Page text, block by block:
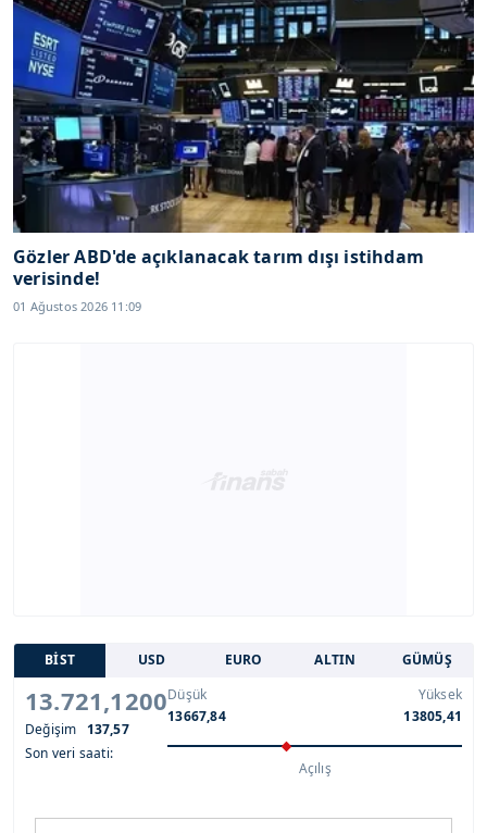
Gözler ABD'de açıklanacak tarım dışı istihdam
verisinde!
01 Ağustos 2026 11:09
BİST USD EURO ALTIN GÜMÜŞ
13.721,1200
Değişim 137,57
Son veri saati:
Düşük
13667,84
Yüksek
13805,41
Açılış